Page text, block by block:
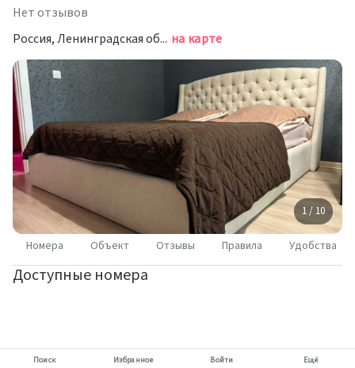
Нет отзывов
Россия, Ленинградская область, Всеволожский район, Заневское городское поселение, городской посёлок Янино-1, Новая улица, 14Ак1 на карте
1 / 10
Номера Объект Отзывы Правила Удобства
Доступные номера
Поиск Избранное Войти Ещё